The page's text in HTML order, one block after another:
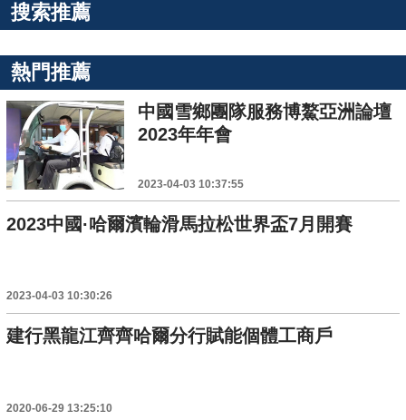
搜索推薦
熱門推薦
中國雪鄉團隊服務博鰲亞洲論壇
2023年年會
2023-04-03 10:37:55
2023中國·哈爾濱輪滑馬拉松世界盃7月開賽
2023-04-03 10:30:26
建行黑龍江齊齊哈爾分行賦能個體工商戶
2020-06-29 13:25:10